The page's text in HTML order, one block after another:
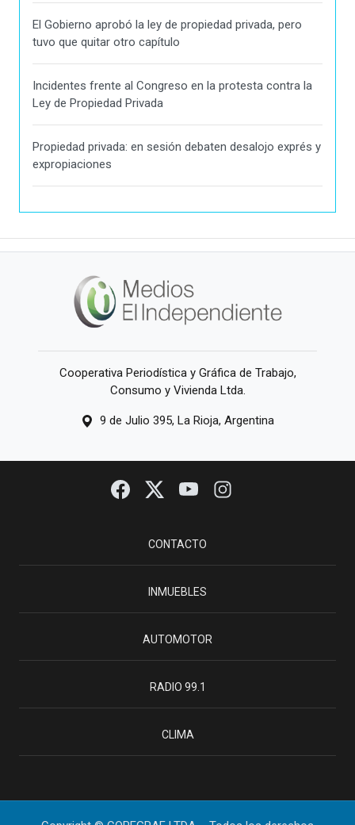
El Gobierno aprobó la ley de propiedad privada, pero
tuvo que quitar otro capítulo
Incidentes frente al Congreso en la protesta contra la
Ley de Propiedad Privada
Propiedad privada: en sesión debaten desalojo exprés y
expropiaciones
Cooperativa Periodística y Gráfica de Trabajo,
Consumo y Vivienda Ltda.
9 de Julio 395, La Rioja, Argentina
CONTACTO
INMUEBLES
AUTOMOTOR
RADIO 99.1
CLIMA